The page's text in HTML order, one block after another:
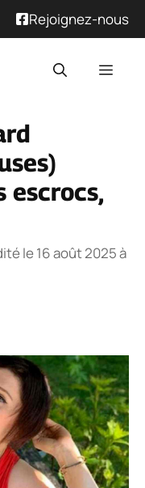
Rejoignez-nous
escrocs,
le 16 août 2025 à